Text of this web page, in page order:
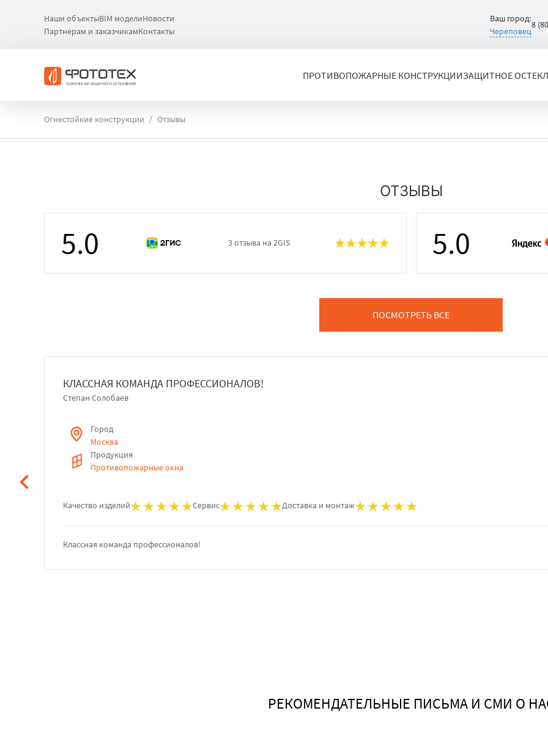
Наши объектыBIM моделиНовости
Партнерам и заказчикамКонтакты
Ваш город:
Череповец
8
ПРОТИВОПОЖАРНЫЕ КОНСТРУКЦИИЗАЩИТНОЕ
Огнестойкие конструкции Отзывы
ОТЗЫВЫ
5.0 3 отзыва на 2GIS 5.0
ПОСМОТРЕТЬ ВСЕ
КЛАССНАЯ КОМАНДА ПРОФЕССИОНАЛОВ!
Степан Солобаев
Город
Москва
Продукция
Противопожарные окна
Качество изделий Сервис Доставка и монтаж
Классная команда профессионалов!
РЕКОМЕНДАТЕЛЬНЫЕ ПИСЬМА И СМИ О